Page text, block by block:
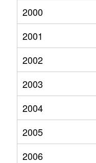
2000
2001
2002
2003
2004
2005
2006